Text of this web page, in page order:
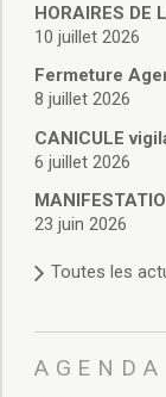
Actes
HORAIRES DE
10 juillet 2026
Fermeture
8 juillet 2026
CANICULE
6 juillet 2026
23 juin 2026
Toutes les
AGENDA